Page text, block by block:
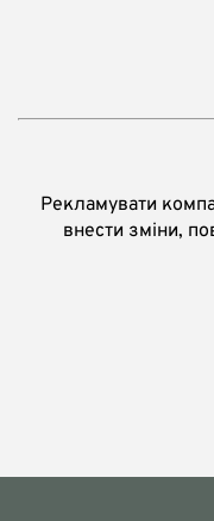
Рекламувати
внести зміни,